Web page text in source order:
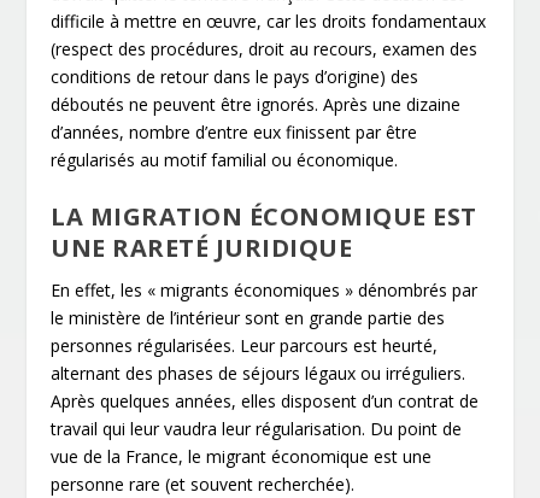
difficile à mettre en œuvre, car les droits fondamentaux
(respect des procédures, droit au recours, examen des
conditions de retour dans le pays d’origine) des
déboutés ne peuvent être ignorés. Après une dizaine
d’années, nombre d’entre eux finissent par être
régularisés au motif familial ou économique.
LA MIGRATION ÉCONOMIQUE EST
UNE RARETÉ JURIDIQUE
En effet, les « migrants économiques » dénombrés par
le ministère de l’intérieur sont en grande partie des
personnes régularisées. Leur parcours est heurté,
alternant des phases de séjours légaux ou irréguliers.
Après quelques années, elles disposent d’un contrat de
travail qui leur vaudra leur régularisation. Du point de
vue de la France, le migrant économique est une
personne rare (et souvent recherchée).